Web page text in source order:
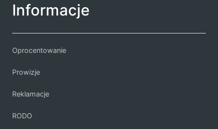
Informacje
Oprocentowanie
Prowizje
Reklamacje
RODO